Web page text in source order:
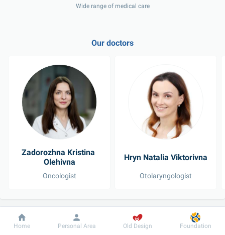
Wide range of medical care
Our doctors
Zadorozhna Kristina
Olehivna
Oncologist
Hryn Natalia Viktorivna
Otolaryngologist
See all doctors
Dobrobut
Information For patient
Home Personal Area Old Design Foundation